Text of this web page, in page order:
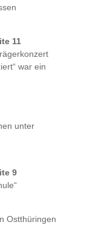
11
war ein
unter
9
Ostthüringen